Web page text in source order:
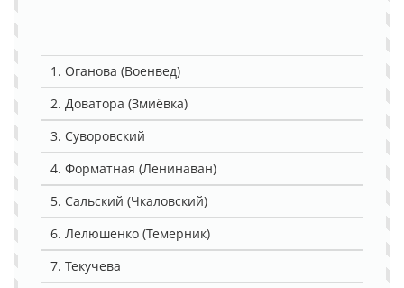
1. Оганова (Военвед)
2. Доватора (Змиёвка)
3. Суворовский
4. Форматная (Ленинаван)
5. Сальский (Чкаловский)
6. Лелюшенко (Темерник)
7. Текучева